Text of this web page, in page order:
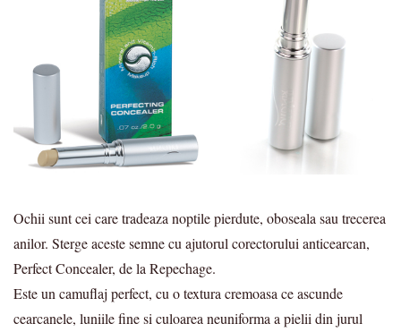
Ochii sunt cei care tradeaza noptile pierdute, oboseala sau trecerea
anilor. Sterge aceste semne cu ajutorul corectorului anticearcan,
Perfect Concealer, de la Repechage.
Este un camuflaj perfect, cu o textura cremoasa ce ascunde
cearcanele, luniile fine si culoarea neuniforma a pielii din jurul